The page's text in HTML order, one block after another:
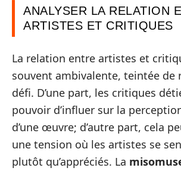
ANALYSER LA RELATION
ARTISTES ET CRITIQUES
La relation entre artistes et
souvent ambivalente, teintée de
défi. D’une part, les critiques
pouvoir d’influer sur la
d’une œuvre; d’autre part, cela
une tension où les artistes se
plutôt qu’appréciés. La